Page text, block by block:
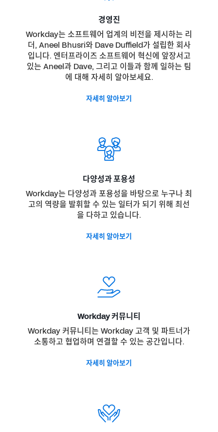
경영진
Workday는 소프트웨어 업계의 비전을 제시하는 리
더, Aneel Bhusri와 Dave Duffield가 설립한 회사
입니다. 엔터프라이즈 소프트웨어 혁신에 앞장서고
있는 Aneel과 Dave, 그리고 이들과 함께 일하는 팀
에 대해 자세히 알아보세요.
자세히 알아보기
다양성과 포용성
Workday는 다양성과 포용성을 바탕으로 누구나 최
고의 역량을 발휘할 수 있는 일터가 되기 위해 최선
을 다하고 있습니다.
자세히 알아보기
Workday 커뮤니티
Workday 커뮤니티는 Workday 고객 및 파트너가
소통하고 협업하며 연결할 수 있는 공간입니다.
자세히 알아보기